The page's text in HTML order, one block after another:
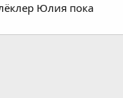
Юлия пока